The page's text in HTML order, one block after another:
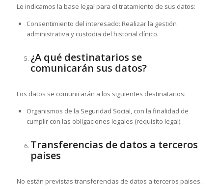
Le indicamos la base legal para el tratamiento de sus datos:
Consentimiento del interesado: Realizar la gestión
administrativa y custodia del historial clínico.
¿A qué destinatarios se
comunicarán sus datos?
Los datos se comunicarán a los siguientes destinatarios:
Organismos de la Seguridad Social, con la finalidad de
cumplir con las obligaciones legales (requisito legal).
Transferencias de datos a terceros
países
No están previstas transferencias de datos a terceros países.